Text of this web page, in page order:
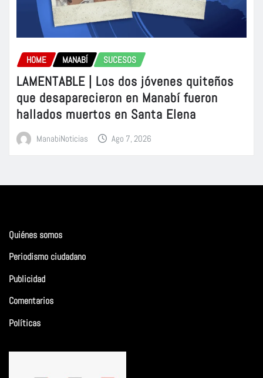
HOME MANABÍ SUCESOS
LAMENTABLE | Los dos jóvenes quiteños
que desaparecieron en Manabí fueron
hallados muertos en Santa Elena
ManabiNoticias Ago 7, 2026
Quiénes somos
Periodismo ciudadano
Publicidad
Comentarios
Políticas